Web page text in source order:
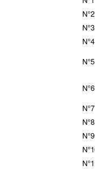
N°2
N°3
N°4
N°5
N°6
N°7
N°8
N°9